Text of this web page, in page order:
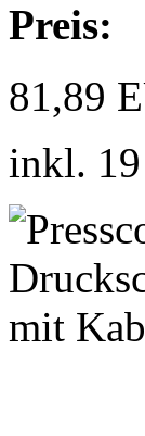
Preis:
81,89
inkl.